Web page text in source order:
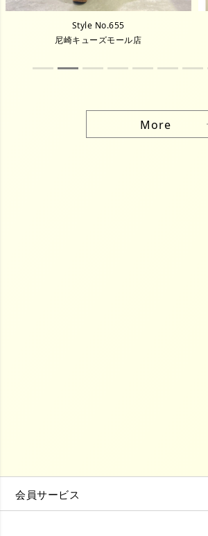
Style No.655
尼崎キューズモール店
More
会員サービス